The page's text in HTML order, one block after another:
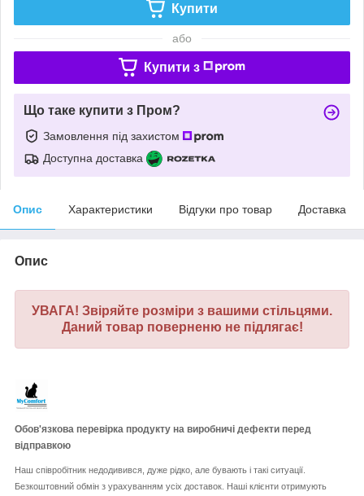
Купити
або
Купити з
Що таке купити з Пром?
Замовлення під захистом
Доступна доставка
Опис Характеристики Відгуки про товар Доставка
Опис
УВАГА! Звіряйте розміри з вашими стільцями.
Даний товар поверненю не підлягає!
Обов'язкова перевірка продукту на виробничі дефекти перед
відправкою
Наш співробітник недодивився, дуже рідко, але бувають і такі ситуації.
Безкоштовний обмін з урахуванням усіх доставок. Наші клієнти отримують